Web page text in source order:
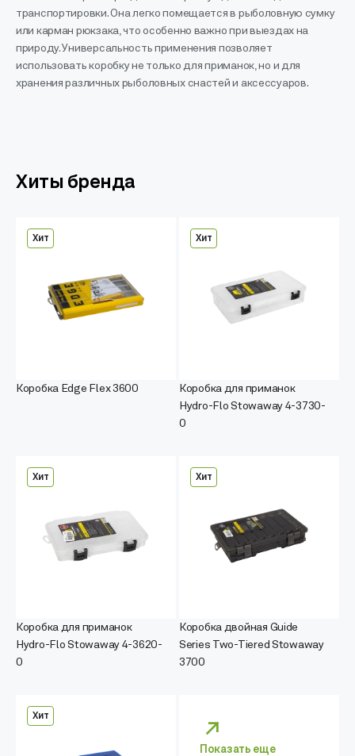
транспортировки. Она легко помещается в рыболовную сумку
или карман рюкзака, что особенно важно при выездах на
природу. Универсальность применения позволяет
использовать коробку не только для приманок, но и для
хранения различных рыболовных снастей и аксессуаров.
Хиты бренда
Хит
Коробка Edge Flex 3600
Хит
Коробка для приманок
Hydro-Flo Stowaway 4-3730-
0
Хит
Коробка для приманок
Hydro-Flo Stowaway 4-3620-
0
Хит
Коробка двойная Guide
Series Two-Tiered Stowaway
3700
Хит
Показать еще